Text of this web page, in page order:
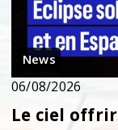
News
06/08/2026
Le ciel